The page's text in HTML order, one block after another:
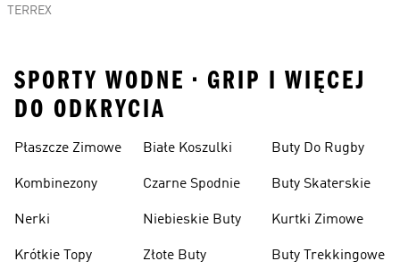
TERREX
SPORTY WODNE • GRIP I WIĘCEJ
DO ODKRYCIA
Płaszcze Zimowe
Kombinezony
Nerki
Krótkie Topy
Białe Koszulki
Czarne Spodnie
Niebieskie Buty
Złote Buty
Buty Do Rugby
Buty Skaterskie
Kurtki Zimowe
Buty Trekkingowe